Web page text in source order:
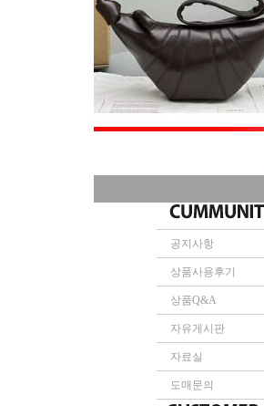
공지사항
상품사용후기
상품Q&A
자유게시판
자료실
도매문의